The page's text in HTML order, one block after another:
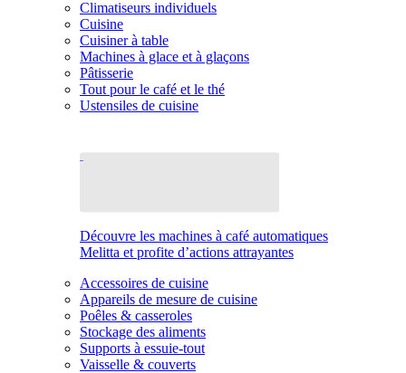
Climatiseurs individuels
Cuisine
Cuisiner à table
Machines à glace et à glaçons
Pâtisserie
Tout pour le café et le thé
Ustensiles de cuisine
Découvre les machines à café automatiques
Melitta et profite d’actions attrayantes
Accessoires de cuisine
Appareils de mesure de cuisine
Poêles & casseroles
Stockage des aliments
Supports à essuie-tout
Vaisselle & couverts